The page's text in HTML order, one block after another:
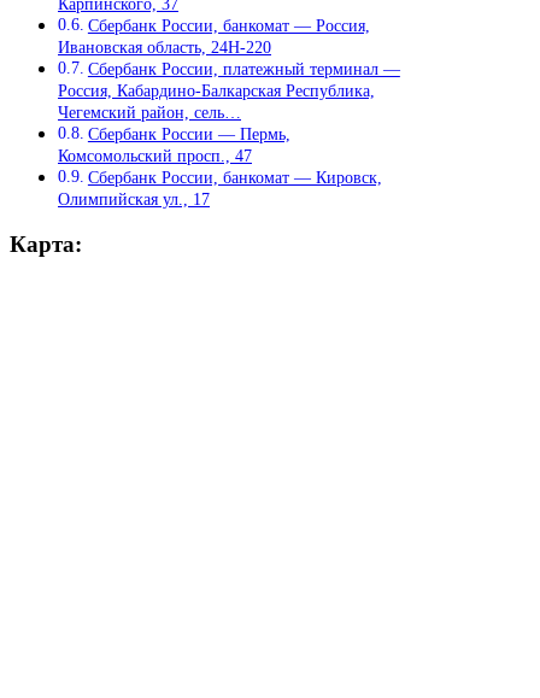
Сбербанк России, банкомат — Россия,
Ивановская область, 24Н-220
Сбербанк России, платежный терминал —
Россия, Кабардино-Балкарская Республика,
Чегемский район, сель…
Сбербанк России — Пермь,
Комсомольский просп., 47
Сбербанк России, банкомат — Кировск,
Олимпийская ул., 17
Карта: